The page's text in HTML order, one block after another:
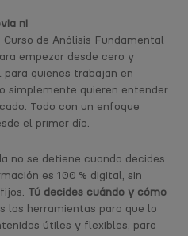
ni
Curso de Análisis Fundamental
empezar desde cero y
quienes trabajan en
simplemente quieren entender
Todo con un enfoque
el primer día.
no se detiene cuando decides
es 100 % digital, sin
Tú decides cuándo y cómo
las herramientas para que lo
útiles y flexibles, para